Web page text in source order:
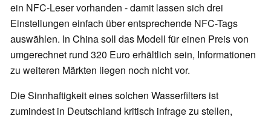
ein NFC-Leser vorhanden - damit lassen sich drei
Einstellungen einfach über entsprechende NFC-Tags
auswählen. In China soll das Modell für einen Preis von
umgerechnet rund 320 Euro erhältlich sein, Informationen
zu weiteren Märkten liegen noch nicht vor.
Die Sinnhaftigkeit eines solchen Wasserfilters ist
zumindest in Deutschland kritisch infrage zu stellen,